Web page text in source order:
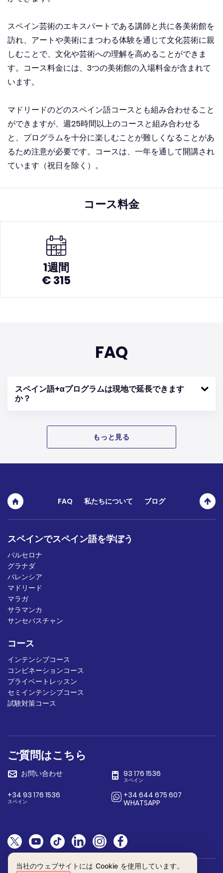
スペイン芸術のエキスパートである講師と共に各美術館を
訪れ、アートや美術にまつわる体験を通じて文化芸術に親
しむことで、文化や芸術への理解を高めることができま
す。コース料金には、3つの美術館の入場料金が含まれて
います。
マドリードのどのスペイン語コースとも組み合わせること
ができますが、週25時間以上のコースと組み合わせる
と、プログラムを十分に楽しむことが難しくなることがあ
るため注意が必要です。コースは、一年を通して開講され
ています（祝日を除く）。
コース料金
1週間
€ 315
FAQ
スペイン語+αプログラムは現地で延長できます
か？
もっと見る
FAQ 私たちについて ブログ
スペインでスペイン語を学ぼう
バルセロナ
グラナダ
バレンシア
マドリード
マラガ
サラマンカ
サンセバスチャン
コース
インテンシブコース
コンビネーションコース
プライベートレッスン
セミインテンシブコース
試験対策コース
ご質問はこちら
お問い合わせ 93 176 1536
スペイン
+34 93 176 1536
スペイン
+34 644 675 607
WHATSAPP
一般条件•プライバシーポリシー
当社のウェブサイトには Cookie を使用しています。